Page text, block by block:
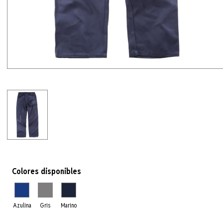
Colores disponibles
Azulina Gris Marino